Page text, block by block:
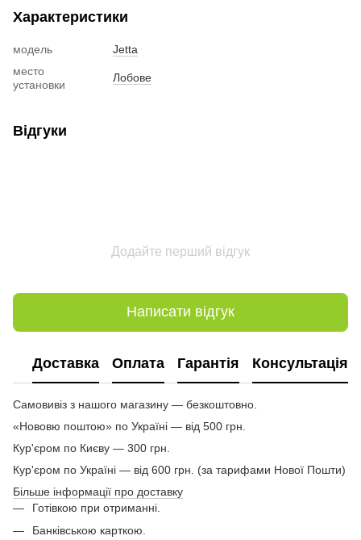
Характеристики
модель
Jetta
место
установки
Лобове
Відгуки
Додайте перший відгук
Написати відгук
Доставка Оплата Гарантія Консультація
Самовивіз з нашого магазину — безкоштовно.
«Нововю поштою» по Україні — від 500 грн.
Кур'єром по Києву — 300 грн.
Кур'єром по Україні — від 600 грн. (за тарифами Нової Пошти)
Більше інформації про доставку
Готівкою при отриманні.
Банківською карткою.